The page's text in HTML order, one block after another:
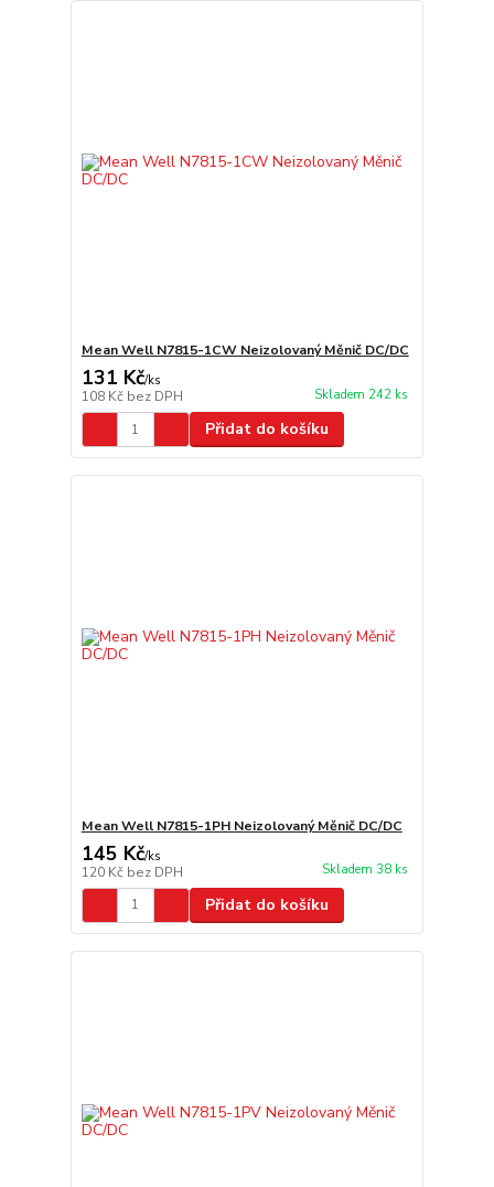
Mean Well N7815-1CW Neizolovaný Měnič DC/DC
131 Kč/ks
108 Kč bez DPH Skladem 242 ks
Přidat do košíku
Mean Well N7815-1PH Neizolovaný Měnič DC/DC
145 Kč/ks
120 Kč bez DPH Skladem 38 ks
Přidat do košíku